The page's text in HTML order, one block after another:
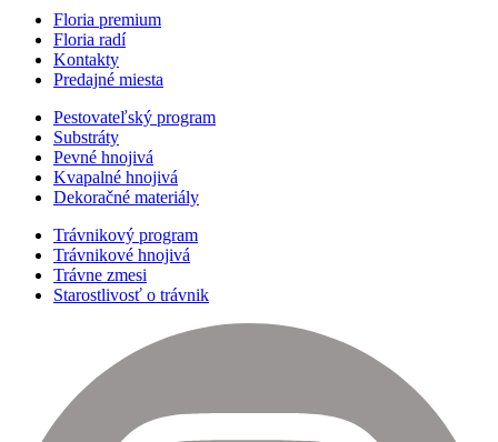
Floria premium
Floria radí
Kontakty
Predajné miesta
Pestovateľský program
Substráty
Pevné hnojivá
Kvapalné hnojivá
Dekoračné materiály
Trávnikový program
Trávnikové hnojivá
Trávne zmesi
Starostlivosť o trávnik